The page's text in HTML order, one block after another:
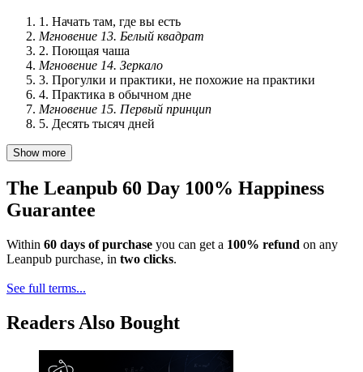
1. Начать там, где вы есть
Мгновение 13. Белый квадрат
2. Поющая чаша
Мгновение 14. Зеркало
3. Прогулки и практики, не похожие на практики
4. Практика в обычном дне
Мгновение 15. Первый принцип
5. Десять тысяч дней
Show more
The Leanpub 60 Day 100% Happiness
Guarantee
Within 60 days of purchase you can get a 100% refund on any
Leanpub purchase, in two clicks.
See full terms...
Readers Also Bought